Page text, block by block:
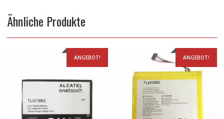
Ähnliche Produkte
ANGEBOT! ANGEBOT!